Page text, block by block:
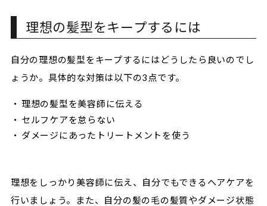
理想の髪型をキープするには
自分の理想の髪型をキープするにはどうしたら良いのでし
ょうか。具体的な対策は以下の3点です。
理想の髪型を美容師に伝える
セルフケアを怠らない
ダメージにあったトリートメントを使う
理想をしっかり美容師に伝え、自分でもできるヘアケアを
行いましょう。また、自分の髪の毛の髪質やダメージ状態